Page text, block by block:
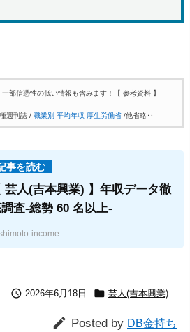
部信憑性の低い情報も含みます！ 【 参考資料 】
週刊誌 / 職業別 平均年収 厚生労働省/他省略‥
芸人(吉本興業) 】年収データ徹
査-総勢 60 名以上-
income
 2026年6月18日  芸人(吉本興業)
 Posted by DB金持ち